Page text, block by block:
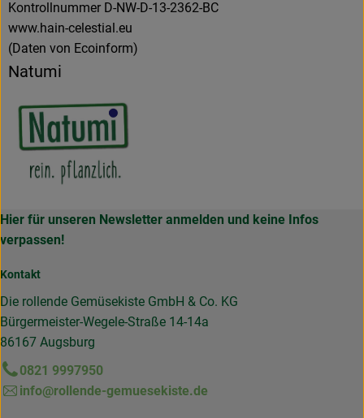
Kontrollnummer D-NW-D-13-2362-BC
www.hain-celestial.eu
(Daten von Ecoinform)
Natumi
Hier für unseren Newsletter anmelden und keine Infos
verpassen!
Kontakt
Die rollende Gemüsekiste GmbH & Co. KG
Bürgermeister-Wegele-Straße 14-14a
86167 Augsburg
0821 9997950
info@rollende-gemuesekiste.de